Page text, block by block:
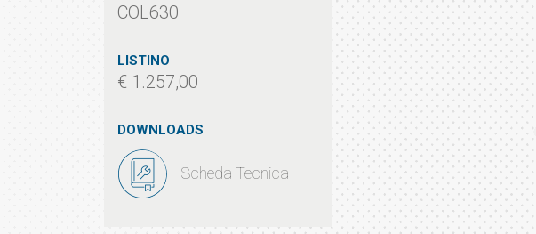
COL630
LISTINO
€ 1.257,00
DOWNLOADS
Scheda Tecnica